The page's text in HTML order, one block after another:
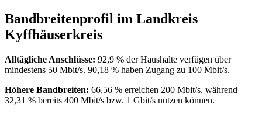
Bandbreitenprofil im Landkreis
Kyffhäuserkreis
Alltägliche Anschlüsse: 92,9 % der Haushalte verfügen über
mindestens 50 Mbit/s. 90,18 % haben Zugang zu 100 Mbit/s.
Höhere Bandbreiten: 66,56 % erreichen 200 Mbit/s, während
32,31 % bereits 400 Mbit/s bzw. 1 Gbit/s nutzen können.